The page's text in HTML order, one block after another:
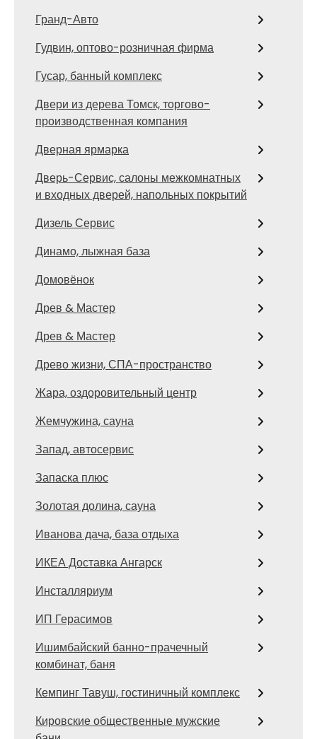
Гранд-Авто
Гудвин, оптово-розничная фирма
Гусар, банный комплекс
Двери из дерева Томск, торгово-
производственная компания
Дверная ярмарка
Дверь-Сервис, салоны межкомнатных
и входных дверей, напольных покрытий
Дизель Сервис
Динамо, лыжная база
Домовёнок
Древ & Мастер
Древ & Мастер
Древо жизни, СПА-пространство
Жара, оздоровительный центр
Жемчужина, сауна
Запад, автосервис
Запаска плюс
Золотая долина, сауна
Иванова дача, база отдыха
ИКЕА Доставка Ангарск
Инсталляриум
ИП Герасимов
Ишимбайский банно-прачечный
комбинат, баня
Кемпинг Тавуш, гостиничный комплекс
Кировские общественные мужские